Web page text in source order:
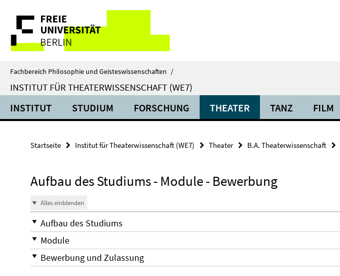
direkt
Inhalt
Service-
Navigation
Fachbereich Philosophie und Geisteswissenschaften /
INSTITUT FÜR THEATERWISSENSCHAFT (WE7)
INSTITUT STUDIUM FORSCHUNG THEATER TANZ FILM
Startseite Institut für Theaterwissenschaft (WE7) Theater B.A. Theaterwissenschaft
Aufbau des Studiums - Module - Bewerbung
Alles einblenden
Aufbau des Studiums
Module
Bewerbung und Zulassung